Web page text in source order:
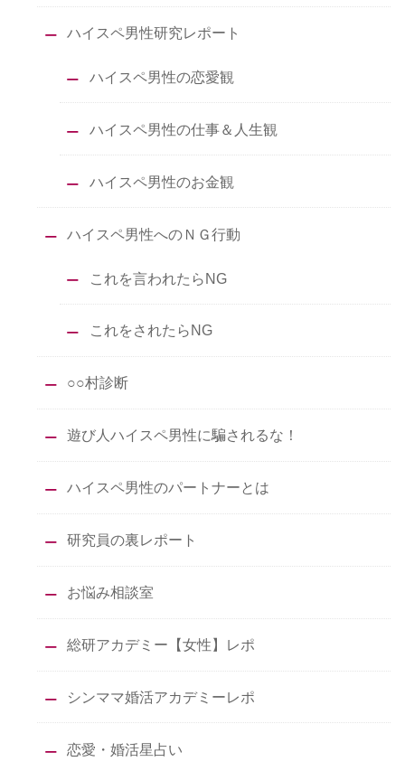
ハイスペ男性研究レポート
ハイスペ男性の恋愛観
ハイスペ男性の仕事＆人生観
ハイスペ男性のお金観
ハイスペ男性へのＮＧ行動
これを言われたらNG
これをされたらNG
○○村診断
遊び人ハイスペ男性に騙されるな！
ハイスペ男性のパートナーとは
研究員の裏レポート
お悩み相談室
総研アカデミー【女性】レポ
シンママ婚活アカデミーレポ
恋愛・婚活星占い